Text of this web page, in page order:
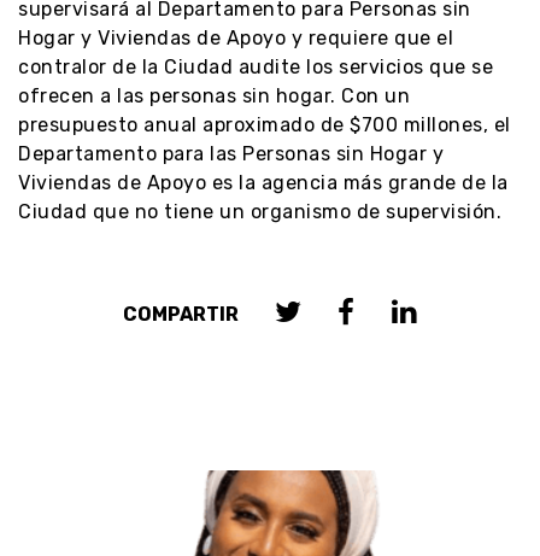
supervisará al Departamento para Personas sin
Hogar y Viviendas de Apoyo y requiere que el
contralor de la Ciudad audite los servicios que se
ofrecen a las personas sin hogar. Con un
presupuesto anual aproximado de $700 millones, el
Departamento para las Personas sin Hogar y
Viviendas de Apoyo es la agencia más grande de la
Ciudad que no tiene un organismo de supervisión.
COMPARTIR